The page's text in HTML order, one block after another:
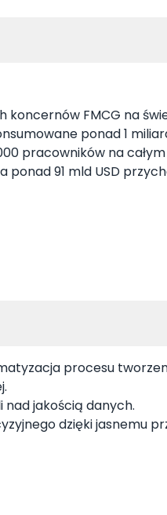
koncernów FMCG na
ponad 1
pracowników na
ponad 91 mld USD
procesu
jakością danych.
dzięki jasnemu